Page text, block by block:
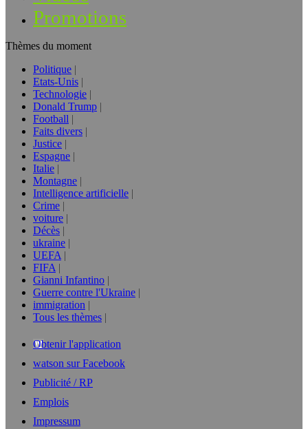
Promotions
Thèmes du moment
Politique
Etats-Unis
Technologie
Donald Trump
Football
Faits divers
Justice
Espagne
Italie
Montagne
Intelligence artificielle
Crime
voiture
Décès
ukraine
UEFA
FIFA
Gianni Infantino
Guerre contre l'Ukraine
immigration
Tous les thèmes
Obtenir l'application
watson sur Facebook
Publicité / RP
Emplois
Impressum